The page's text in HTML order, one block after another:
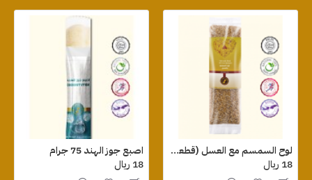
لوح السمسم مع العسل (قطعة واحدة ) 75 جرام
18 ريال
اصبع جوز الهند 75 جرام
18 ريال